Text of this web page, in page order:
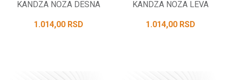
KANDZA NOZA DESNA
1.014,00 RSD
KANDZA NOZA LEVA
1.014,00 RSD